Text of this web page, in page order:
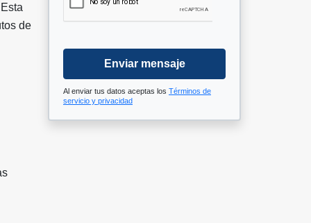
de
Enviar mensaje
Al enviar tus datos aceptas los Términos de
servicio y privacidad